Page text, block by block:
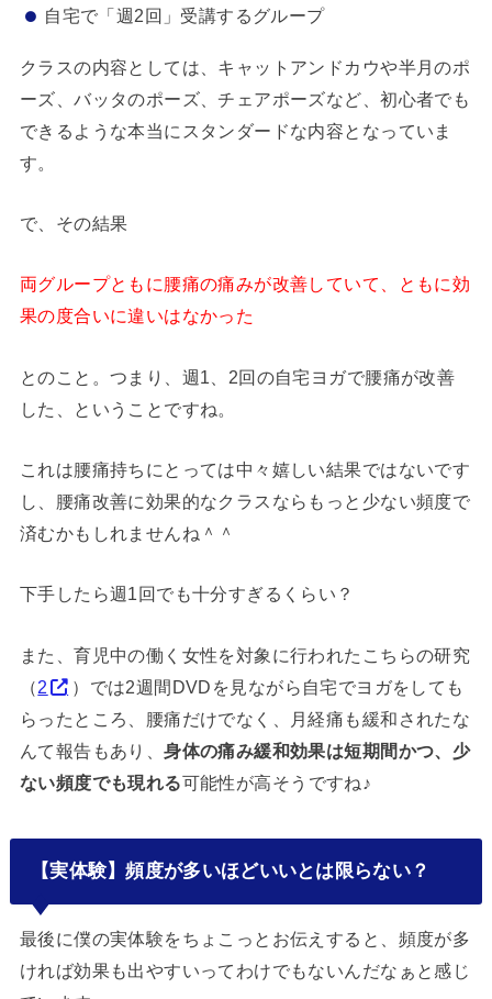
自宅で「週2回」受講するグループ
クラスの内容としては、キャットアンドカウや半月のポ
ーズ、バッタのポーズ、チェアポーズなど、初心者でも
できるような本当にスタンダードな内容となっていま
す。
で、その結果
両グループともに腰痛の痛みが改善していて、ともに効
果の度合いに違いはなかった
とのこと。つまり、週1、2回の自宅ヨガで腰痛が改善
した、ということですね。
これは腰痛持ちにとっては中々嬉しい結果ではないです
し、腰痛改善に効果的なクラスならもっと少ない頻度で
済むかもしれませんね＾＾
下手したら週1回でも十分すぎるくらい？
また、育児中の働く女性を対象に行われたこちらの研究
（2
）では2週間DVDを見ながら自宅でヨガをしても
らったところ、腰痛だけでなく、月経痛も緩和されたな
んて報告もあり、身体の痛み緩和効果は短期間かつ、少
ない頻度でも現れる可能性が高そうですね♪
【実体験】頻度が多いほどいいとは限らない？
最後に僕の実体験をちょこっとお伝えすると、頻度が多
ければ効果も出やすいってわけでもないんだなぁと感じ